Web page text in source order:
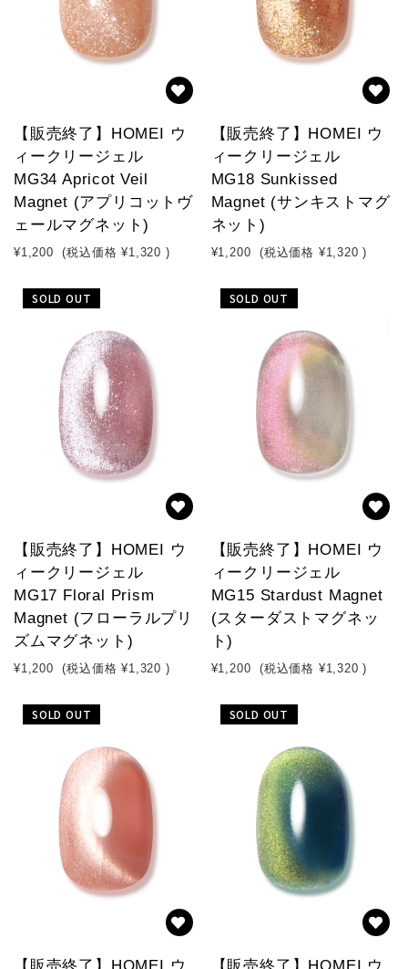
【販売終了】HOMEI ウ
ィークリージェル
MG34 Apricot Veil
Magnet (アプリコットヴ
ェールマグネット)
¥1,200 (税込価格 ¥1,320 )
【販売終了】HOMEI ウ
ィークリージェル
MG18 Sunkissed
Magnet (サンキストマグ
ネット)
¥1,200 (税込価格 ¥1,320 )
SOLD OUT
【販売終了】HOMEI ウ
ィークリージェル
MG17 Floral Prism
Magnet (フローラルプリ
ズムマグネット)
¥1,200 (税込価格 ¥1,320 )
SOLD OUT
【販売終了】HOMEI ウ
ィークリージェル
MG15 Stardust Magnet
(スターダストマグネッ
ト)
¥1,200 (税込価格 ¥1,320 )
SOLD OUT
【販売終了】HOMEI ウ
SOLD OUT
【販売終了】HOMEI ウ